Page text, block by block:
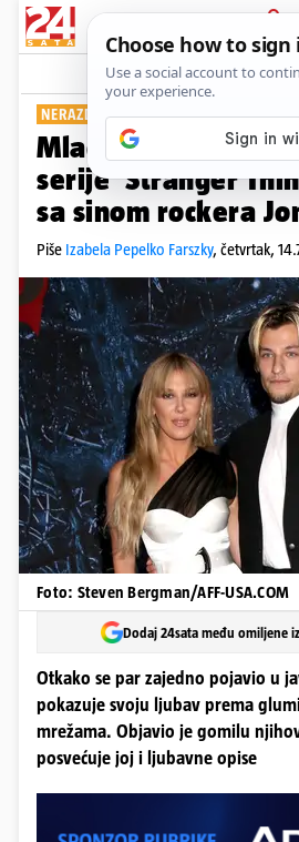
PRIJAVA
Show
NERAZDVOJNI SU
Mlada zvijezda iz
serije 'Stranger
sa sinom rockera
Piše Izabela Pepelko Farszky, četvrtak,
Foto: Steven Bergman/AFF-USA.COM
Dodaj 24sata među omiljene
Otkako se par zajedno pojavio u
pokazuje svoju ljubav prema
mrežama. Objavio je gomilu
posvećuje joj i ljubavne opise